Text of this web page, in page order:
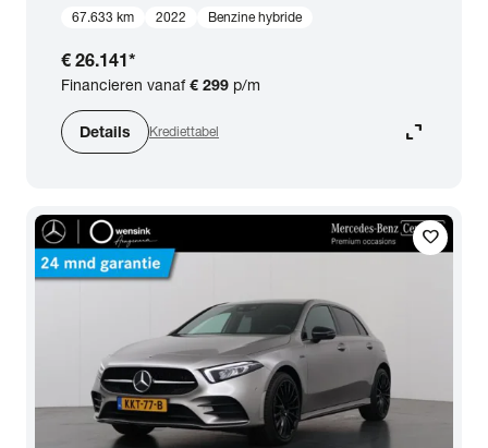
67.633 km 2022 Benzine hybride
€ 26.141*
Financieren vanaf€ 299 p/m
Details Krediettabel expand_content
favorite